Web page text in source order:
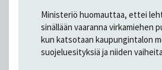
Ministeriö huomauttaa, ettei
sinällään vaaranna virkamiehen
kun katsotaan kaupungintalon
suojeluesityksiä ja niiden